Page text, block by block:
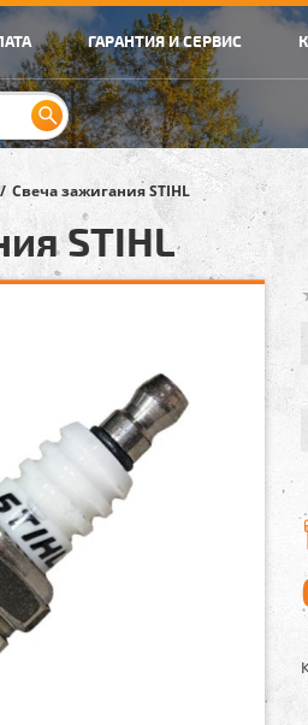
ГАРАНТИЯ И СЕРВИС
Свеча зажигания STIHL
STIHL